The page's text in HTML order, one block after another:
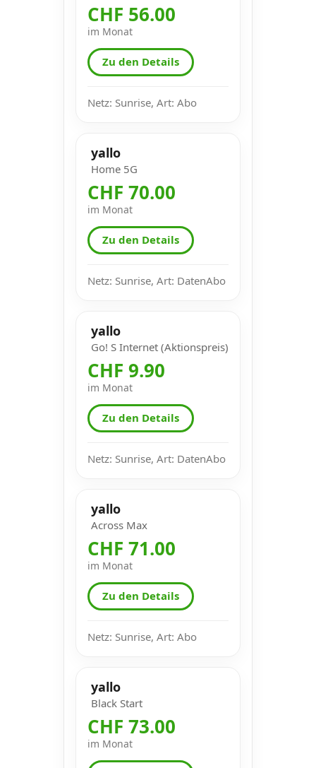
CHF 56.00
im Monat
Zu den Details
Netz: Sunrise, Art: Abo
yallo
Home 5G
CHF 70.00
im Monat
Zu den Details
Netz: Sunrise, Art: DatenAbo
yallo
Go! S Internet (Aktionspreis)
CHF 9.90
im Monat
Zu den Details
Netz: Sunrise, Art: DatenAbo
yallo
Across Max
CHF 71.00
im Monat
Zu den Details
Netz: Sunrise, Art: Abo
yallo
Black Start
CHF 73.00
im Monat